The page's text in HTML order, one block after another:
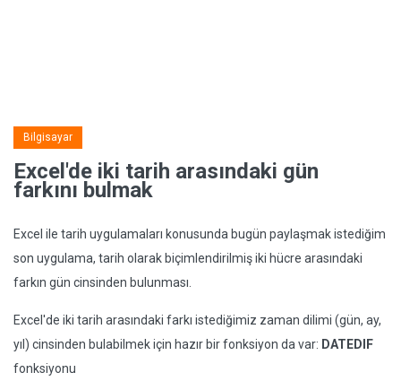
Bilgisayar
Excel'de iki tarih arasındaki gün
farkını bulmak
Excel ile tarih uygulamaları konusunda bugün paylaşmak istediğim
son uygulama, tarih olarak biçimlendirilmiş iki hücre arasındaki
farkın gün cinsinden bulunması.
Excel'de iki tarih arasındaki farkı istediğimiz zaman dilimi (gün, ay,
yıl) cinsinden bulabilmek için hazır bir fonksiyon da var: DATEDIF
fonksiyonu